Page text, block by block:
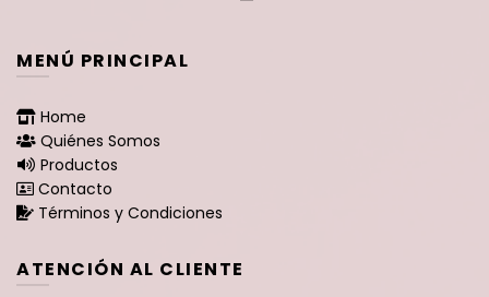
MENÚ PRINCIPAL
Home
Quiénes Somos
Productos
Contacto
Términos y Condiciones
ATENCIÓN AL CLIENTE